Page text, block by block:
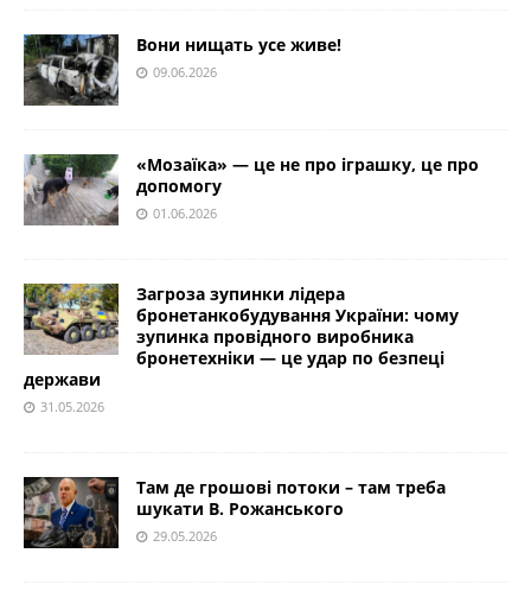
Вони нищать усе живе!
09.06.2026
«Мозаїка» — це не про іграшку, це про
допомогу
01.06.2026
Загроза зупинки лідера
бронетанкобудування України: чому
зупинка провідного виробника
бронетехніки — це удар по безпеці
держави
31.05.2026
Там де грошові потоки – там треба
шукати В. Рожанського
29.05.2026